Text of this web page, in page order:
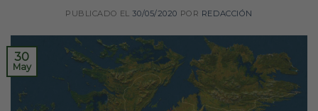
PUBLICADO EL 30/05/2020 POR REDACCIÓN
30
May